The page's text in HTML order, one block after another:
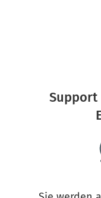
Support in Deutsch und